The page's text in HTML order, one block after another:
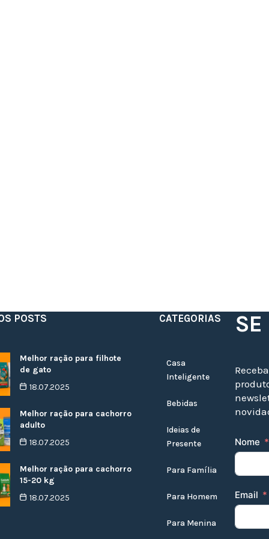
POSTS
Melhor ração para filhote
de gato
18.07.2025
Melhor ração para cachorro
adulto
18.07.2025
Melhor ração para cachorro
15-20 kg
18.07.2025
CATEGORIAS
Casa
Inteligente
Bebidas
Ideias de
Presente
Para Família
Para Homem
Para Menina
Nome
Email